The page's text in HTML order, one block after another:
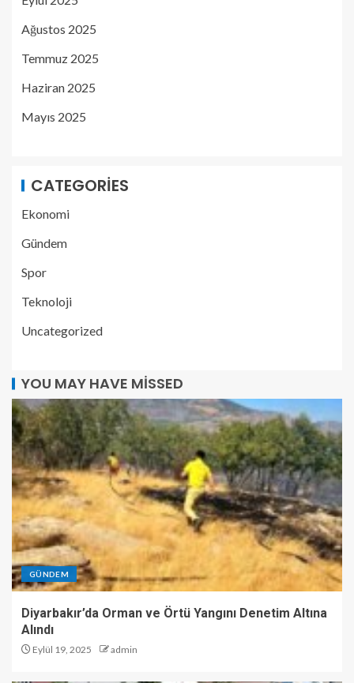
Ağustos 2025
Temmuz 2025
Haziran 2025
Mayıs 2025
CATEGORIES
Ekonomi
Gündem
Spor
Teknoloji
Uncategorized
YOU MAY HAVE MISSED
GÜNDEM
Diyarbakır’da Orman ve Örtü Yangını Denetim Altına
Alındı
Eylül 19, 2025 admin